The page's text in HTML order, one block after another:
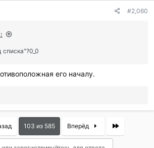
#2,060
списка"?0_0
его началу.
103 из 585 Вперёд Last